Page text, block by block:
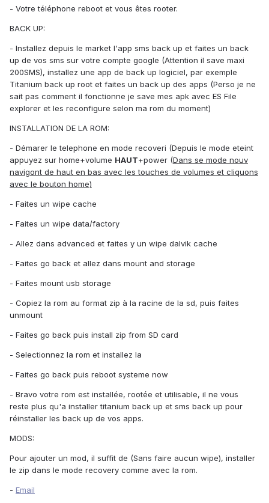
- Votre téléphone reboot et vous êtes rooter.
BACK UP:
- Installez depuis le market l'app sms back up et faites un back
up de vos sms sur votre compte google (Attention il save maxi
200SMS), installez une app de back up logiciel, par exemple
Titanium back up root et faites un back up des apps (Perso je ne
sait pas comment il fonctionne je save mes apk avec ES File
explorer et les reconfigure selon ma rom du moment)
INSTALLATION DE LA ROM:
- Démarer le telephone en mode recoveri (Depuis le mode eteint
appuyez sur home+volume HAUT+power (Dans se mode nouv
navigont de haut en bas avec les touches de volumes et cliquons
avec le bouton home)
- Faites un wipe cache
- Faites un wipe data/factory
- Allez dans advanced et faites y un wipe dalvik cache
- Faites go back et allez dans mount and storage
- Faites mount usb storage
- Copiez la rom au format zip à la racine de la sd, puis faites
unmount
- Faites go back puis install zip from SD card
- Selectionnez la rom et installez la
- Faites go back puis reboot systeme now
- Bravo votre rom est installée, rootée et utilisable, il ne vous
reste plus qu'a installer titanium back up et sms back up pour
réinstaller les back up de vos apps.
MODS:
Pour ajouter un mod, il suffit de (Sans faire aucun wipe), installer
le zip dans le mode recovery comme avec la rom.
- Email